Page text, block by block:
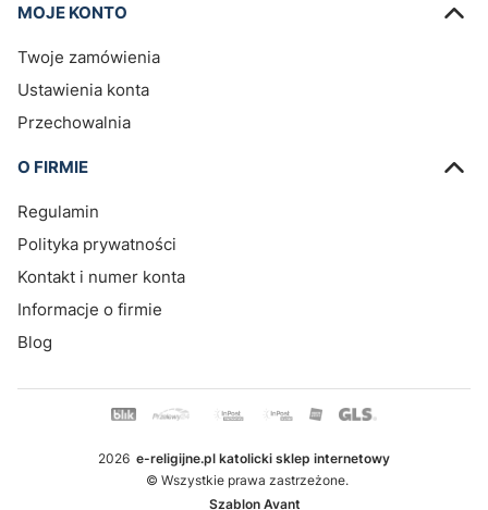
MOJE KONTO
Twoje zamówienia
Ustawienia konta
Przechowalnia
O FIRMIE
Regulamin
Polityka prywatności
Kontakt i numer konta
Informacje o firmie
Blog
2026 e-religijne.pl katolicki sklep internetowy
© Wszystkie prawa zastrzeżone.
Szablon Avant